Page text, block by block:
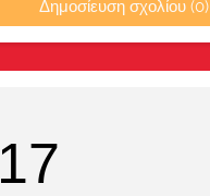
Δημοσίευση σχολίου (0)
17